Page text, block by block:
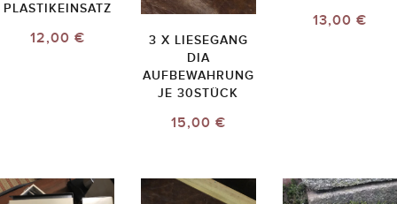
PLASTIKEINSATZ
12,00 €
3 X LIESEGANG
DIA
AUFBEWAHRUNG
JE 30STÜCK
15,00 €
13,00 €